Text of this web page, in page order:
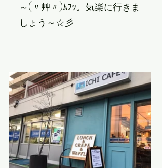
～(〃艸〃)ﾑﾌｯ。気楽に行きま
しょう～☆彡